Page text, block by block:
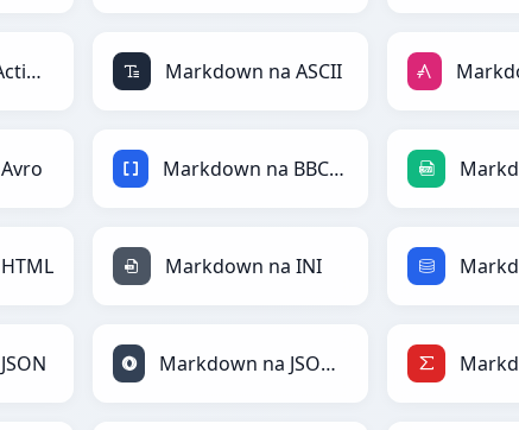
Markdown na ActionScript Markdown na ASCII
Markdown na BBCode
Markdown na INI
Markdown na JSONLines